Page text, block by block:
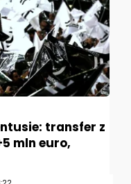
transfer z
mln euro,